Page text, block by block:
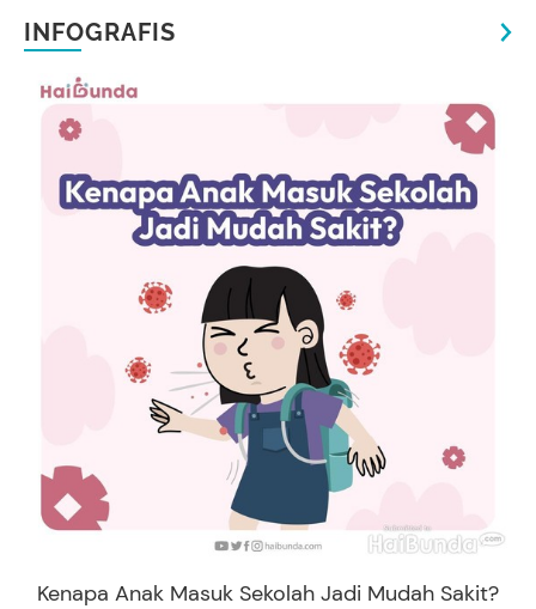
INFOGRAFIS
Kenapa Anak Masuk Sekolah Jadi Mudah Sakit?